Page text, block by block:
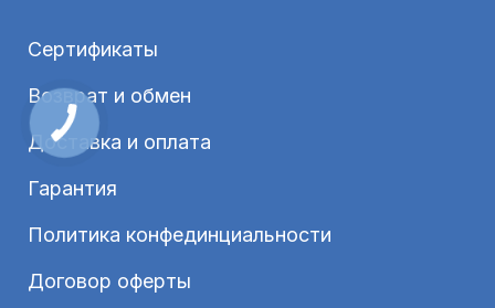
Сертификаты
Возврат и обмен
Доставка и оплата
Гарантия
Политика конфединциальности
Договор оферты